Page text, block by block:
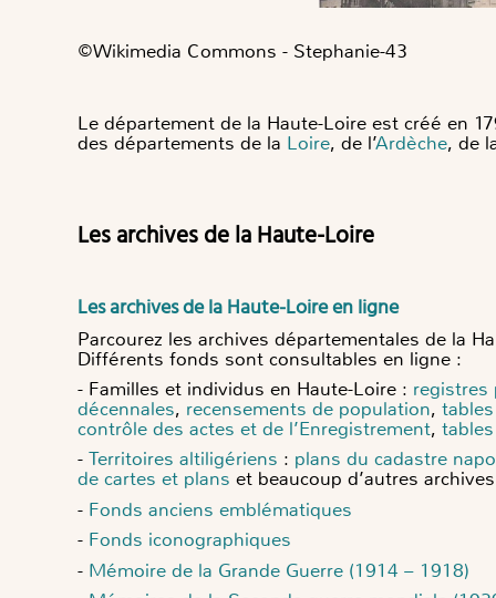
©️Wikimedia Commons - Stephanie-43
Le département de la Haute-Loire est créé en
des départements de la Loire, de l’Ardèche, de
Les archives de la Haute-Loire
Les archives de la Haute-Loire en ligne
Parcourez les archives départementales de la
Différents fonds sont consultables en ligne :
- Familles et individus en Haute-Loire : registres
décennales, recensements de population,
contrôle des actes et de l’Enregistrement,
- Territoires altiligériens : plans du cadastre
de cartes et plans et beaucoup d’autres
- Fonds anciens emblématiques
- Fonds iconographiques
- Mémoire de la Grande Guerre (1914 – 1918)